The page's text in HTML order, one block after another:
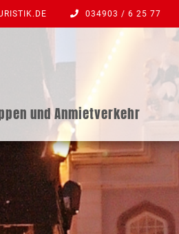
034903 / 6 25 77
und Anmietverkehr